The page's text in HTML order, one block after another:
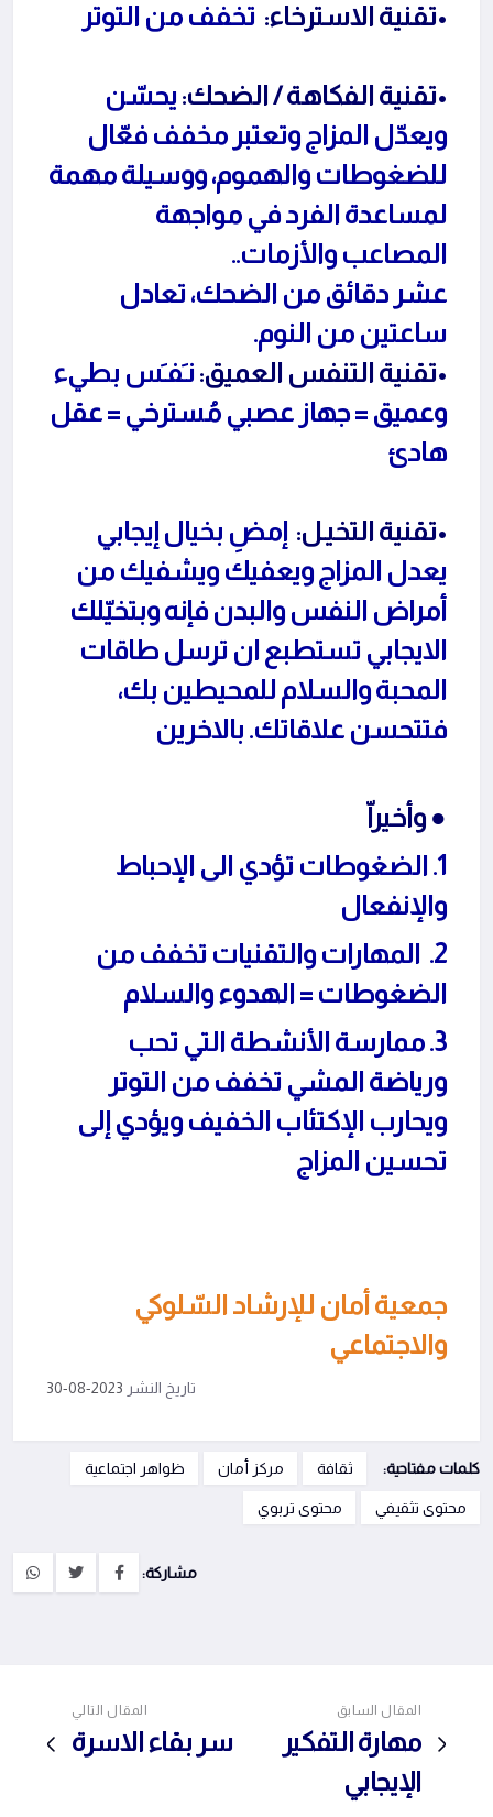
•تقنية الاسترخاء: تخفف من التوتر
•تقنية الفكاهة / الضحك: يحسّن
ويعدّل المزاج وتعتبر مخفف فعّال
للضغوطات والهموم، ووسيلة مهمة
لمساعدة الفرد في مواجهة
المصاعب والأزمات..
عشر دقائق من الضحك، تعادل
ساعتين من النوم.
•تقنية التنفس العميق: نـَفـَس بطيء
وعميق = جهاز عصبي مُسترخي = عقل
هادئ
•تقنية التخيـل: إمضِ بخيال إيجابي
يعدل المزاج ويعفيك ويشفيك من
أمراض النفس والبدن فإنه وبتخيّلك
الايجابي تستطبع ان ترسل طاقات
المحبة والسلام للمحيطين بك،
فتتحسن علاقاتك. بالاخرين
● وأخيراّ
1. الضغوطات تؤدي الى الإحباط
والإنفعال
2. المهارات والتقنيات تخفف من
الضغوطات = الهدوء والسلام
3. ممارسة الأنشطة التي تحب
ورياضة المشي تخفف من التوتر
ويحارب الإكتئاب الخفيف ويؤدي إلى
تحسين المزاج
جمعية أمان للإرشاد السّلوكي
والاجتماعي
تاريخ النشر 2023-08-30
كلمات مفتاحية: ثقافة مركز أمان ظواهر اجتماعية
محتوى تثقيفي محتوى تربوي
مشاركة:
المقال السابق
مهارة التفكير
الإيجابي
المقال التالي
سر بقاء الاسرة